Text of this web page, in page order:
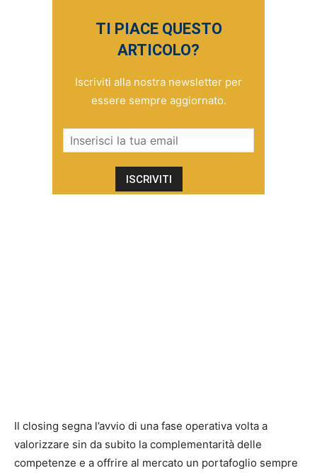
TI PIACE QUESTO
ARTICOLO?
Iscriviti alla nostra newsletter per
essere sempre aggiornato.
Il closing segna l’avvio di una fase operativa volta a
valorizzare sin da subito la complementarità delle
competenze e a offrire al mercato un portafoglio sempre